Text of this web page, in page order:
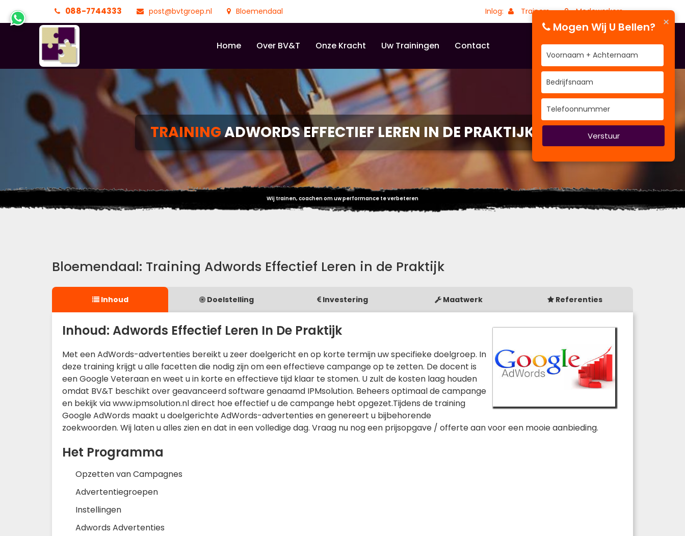
088-7744333 post@bvtgroep.nl Bloemendaal Inlog: Trainers Medewerkers
Home Over BV&T Onze Kracht Uw Trainingen Contact
TRAININGADWORDS EFFECTIEF LEREN IN DE PRAKTIJK
Wij trainen, coachen om uw performance te verbeteren
Bloemendaal: Training Adwords Effectief Leren in de Praktijk
Inhoud Doelstelling Investering Maatwerk Referenties
Inhoud: Adwords Effectief Leren In De Praktijk
Met een AdWords-advertenties bereikt u zeer doelgericht en op korte termijn uw specifieke doelgroep. In
deze training krijgt u alle facetten die nodig zijn om een effectieve campange op te zetten. De docent is
een Google Veteraan en weet u in korte en effectieve tijd klaar te stomen. U zult de kosten laag houden
omdat BV&T beschikt over geavanceerd software genaamd IPMsolution. Beheers optimaal de campange
en bekijk via www.ipmsolution.nl direct hoe effectief u de campange hebt opgezet.Tijdens de training
Google AdWords maakt u doelgerichte AdWords-advertenties en genereert u bijbehorende
zoekwoorden. Wij laten u alles zien en dat in een volledige dag. Vraag nu nog een prijsopgave / offerte aan voor een mooie aanbieding.
Het Programma
Opzetten van Campagnes
Advertentiegroepen
Instellingen
Adwords Advertenties
×
Mogen Wij U Bellen?
Verstuur